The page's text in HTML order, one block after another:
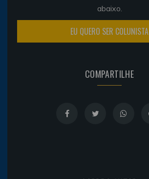
abaixo.
EU QUERO SER COLUNISTA
COMPARTILHE